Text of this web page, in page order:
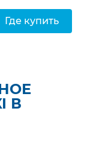
Где купить
В